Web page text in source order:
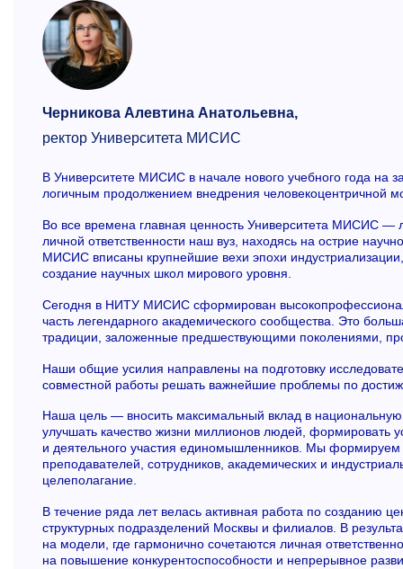
Черникова Алевтина Анатольевна,
ректор Университета МИСИС
В Университете МИСИС в начале нового учебного года на
логичным продолжением внедрения человекоцентричной
Во все времена главная ценность Университета МИСИС
личной ответственности наш вуз, находясь на острие
МИСИС вписаны крупнейшие вехи эпохи
создание научных школ мирового уровня.
Сегодня в НИТУ МИСИС сформирован
часть легендарного академического сообщества. Это
традиции, заложенные предшествующими поколениями,
Наши общие усилия направлены на подготовку
совместной работы решать важнейшие проблемы по
Наша цель — вносить максимальный вклад в
улучшать качество жизни миллионов людей, формировать
и деятельного участия единомышленников. Мы
преподавателей, сотрудников, академических и
целеполагание.
В течение ряда лет велась активная работа по созданию
структурных подразделений Москвы и филиалов. В
на модели, где гармонично сочетаются личная
на повышение конкурентоспособности и непрерывное